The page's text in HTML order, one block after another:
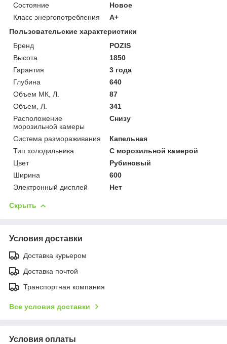
Состояние
Новое
Класс энергопотребления
A+
Пользовательские характеристики
Бренд
POZIS
Высота
1850
Гарантия
3 года
Глубина
640
Объем МК, Л.
87
Объем, Л.
341
Расположение
морозильной камеры
Снизу
Система размораживания
Капельная
Тип холодильника
С морозильной камерой
Цвет
Рубиновый
Ширина
600
Электронный дисплей
Нет
Скрыть
Условия доставки
Доставка курьером
Доставка почтой
Транспортная компания
Все условия доставки
Условия оплаты